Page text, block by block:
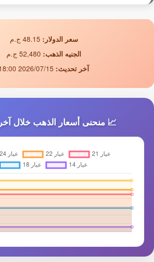
سعر الدولار: 48.15 ج.م
الجنيه الذهب:
آخر تحديث:
📈 منحنى أسعار الذهب خلال آخر 30 يوم